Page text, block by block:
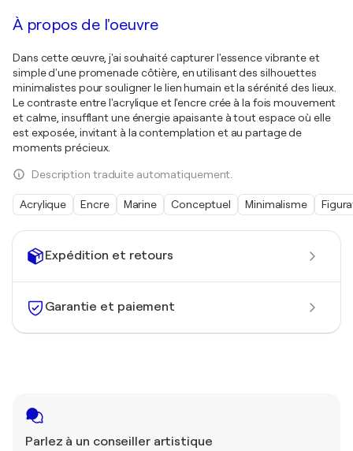
Expédition et retours
Garantie et paiement
Parlez à un conseiller artistique
À propos de l'oeuvre
Dans cette œuvre, j'ai souhaité capturer l'essence vibrante et
simple d'une promenade côtière, en utilisant des silhouettes
minimalistes pour souligner le lien humain et la sérénité des lieux.
Le contraste entre l'acrylique et l'encre crée à la fois mouvement
et calme, insufflant une énergie apaisante à tout espace où elle
est exposée, invitant à la contemplation et au partage de
moments précieux.
Description traduite automatiquement.
Acrylique Encre Marine Conceptuel Minimalisme